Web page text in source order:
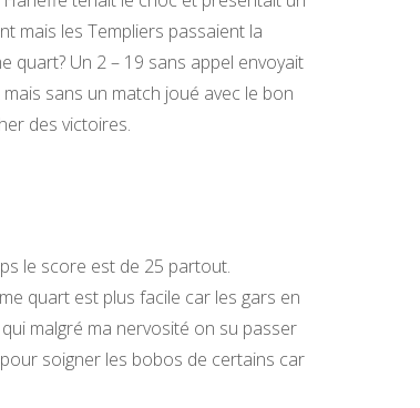
mais les Templiers passaient la
quart? Un 2 – 19 sans appel envoyait
sans un match joué avec le bon
des victoires.
le score est de 25 partout.
quart est plus facile car les gars en
malgré ma nervosité on su passer
soigner les bobos de certains car